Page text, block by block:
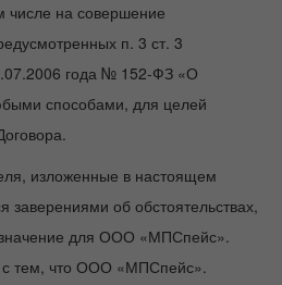
числе на совершение
п. 3 ст. 3
года № 152-ФЗ «О
способами, для целей
изложенные в настоящем
заверениями об обстоятельствах,
для ООО «МПСпейс».
с тем, что ООО «МПСпейс».